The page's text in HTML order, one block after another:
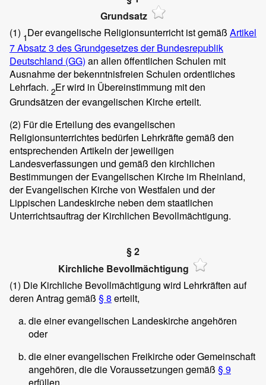
Grundsatz
(1) 1Der evangelische Religionsunterricht ist gemäß Artikel
7 Absatz 3 des Grundgesetzes der Bundesrepublik
Deutschland (GG) an allen öffentlichen Schulen mit
Ausnahme der bekenntnisfreien Schulen ordentliches
Lehrfach. 2Er wird in Übereinstimmung mit den
Grundsätzen der evangelischen Kirche erteilt.
(2) Für die Erteilung des evangelischen
Religionsunterrichtes bedürfen Lehrkräfte gemäß den
entsprechenden Artikeln der jeweiligen
Landesverfassungen und gemäß den kirchlichen
Bestimmungen der Evangelischen Kirche im Rheinland,
der Evangelischen Kirche von Westfalen und der
Lippischen Landeskirche neben dem staatlichen
Unterrichtsauftrag der Kirchlichen Bevollmächtigung.
§ 2
Kirchliche Bevollmächtigung
(1) Die Kirchliche Bevollmächtigung wird Lehrkräften auf
deren Antrag gemäß § 8 erteilt,
die einer evangelischen Landeskirche angehören
oder
die einer evangelischen Freikirche oder Gemeinschaft
angehören, die die Voraussetzungen gemäß § 9